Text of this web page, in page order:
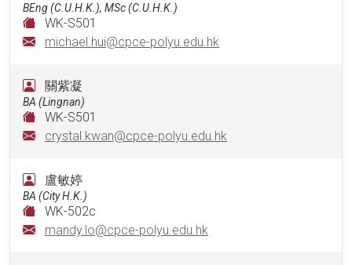
BEng (C.U.H.K.), MSc (C.U.H.K.)
WK-S501
michael.hui@cpce-polyu.edu.hk
關紫凝
BA (Lingnan)
WK-S501
crystal.kwan@cpce-polyu.edu.hk
盧敏婷
BA (City H.K.)
WK-502c
mandy.lo@cpce-polyu.edu.hk